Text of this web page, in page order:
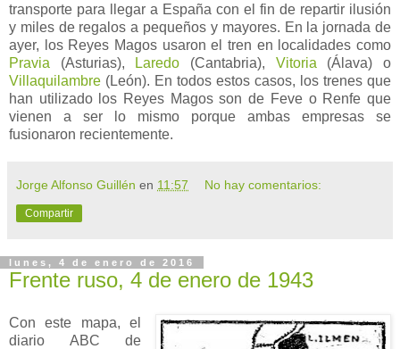
transporte para llegar a España con el fin de repartir ilusión
y miles de regalos a pequeños y mayores. En la jornada de
ayer, los Reyes Magos usaron el tren en localidades como
Pravia (Asturias), Laredo (Cantabria), Vitoria (Álava) o
Villaquilambre (León). En todos estos casos, los trenes que
han utilizado los Reyes Magos son de Feve o Renfe que
vienen a ser lo mismo porque ambas empresas se
fusionaron recientemente.
Jorge Alfonso Guillén en 11:57 No hay comentarios:
Compartir
lunes, 4 de enero de 2016
Frente ruso, 4 de enero de 1943
Con este mapa, el
diario ABC de